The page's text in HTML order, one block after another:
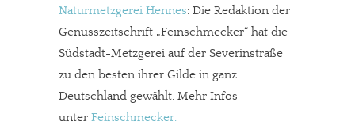
Naturmetzgerei Hennes: Die Redaktion der
Genusszeitschrift „Feinschmecker“ hat die
Südstadt-Metzgerei auf der Severinstraße
zu den besten ihrer Gilde in ganz
Deutschland gewählt. Mehr Infos
unter Feinschmecker.